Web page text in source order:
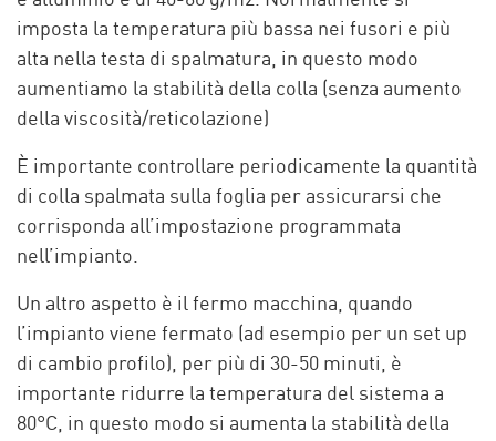
imposta la temperatura più bassa nei fusori e più
alta nella testa di spalmatura, in questo modo
aumentiamo la stabilità della colla (senza aumento
della viscosità/reticolazione)
È importante controllare periodicamente la quantità
di colla spalmata sulla foglia per assicurarsi che
corrisponda all’impostazione programmata
nell’impianto.
Un altro aspetto è il fermo macchina, quando
l’impianto viene fermato (ad esempio per un set up
di cambio profilo), per più di 30-50 minuti, è
importante ridurre la temperatura del sistema a
80°C, in questo modo si aumenta la stabilità della